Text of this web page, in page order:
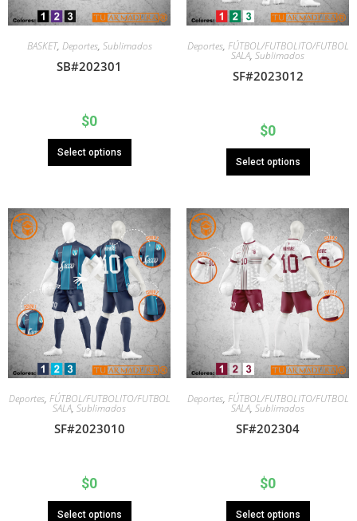
BASKET, Deportes, Sublimados
SB#202301
$0
Select options
Deportes, FÚTBOL/FUTBOLITO/FUTBOL
SALA, Sublimados
SF#2023012
$0
Select options
Deportes, FÚTBOL/FUTBOLITO/FUTBOL
SALA, Sublimados
SF#2023010
$0
Select options
Deportes, FÚTBOL/FUTBOLITO/FUTBOL
SALA, Sublimados
SF#202304
$0
Select options